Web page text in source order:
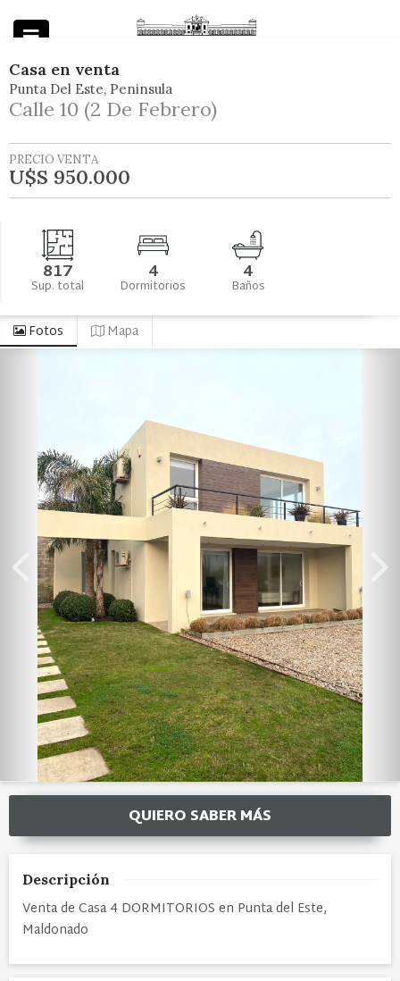
Casa en venta
Punta Del Este Peninsula
Calle 10 (2 De Febrero)
PRECIO VENTA
U$S 950.000
817
Sup. total 4
Dormitorios 4
Baños
Fotos Mapa
QUIERO SABER MÁS
Descripción
Venta de Casa 4 DORMITORIOS en Punta del Este,
Maldonado